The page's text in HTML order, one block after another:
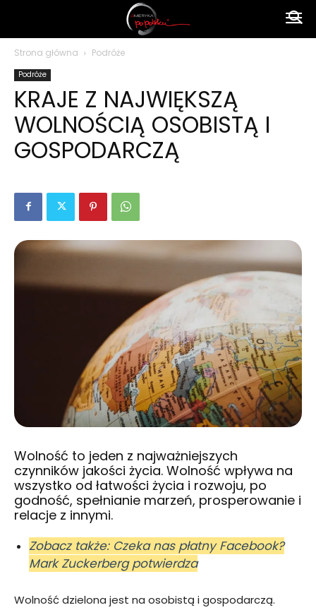
polsku
Strona główna Podróże
Podróże
KRAJE Z NAJWIĘKSZĄ
WOLNOŚCIĄ OSOBISTĄ I
GOSPODARCZĄ
Wolność to jeden z najważniejszych
czynników jakości życia. Wolność wpływa na
wszystko od łatwości życia i rozwoju, po
godność, spełnianie marzeń, prosperowanie i
relacje z innymi.
Zobacz także: Czeka nas płatny Facebook?
Mark Zuckerberg potwierdza
Wolność dzielona jest na osobistą i gospodarczą.